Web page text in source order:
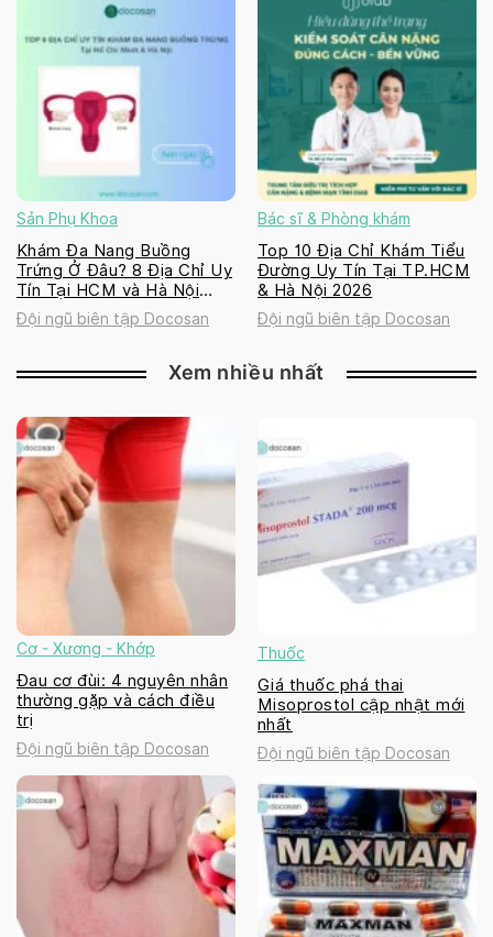
Sản Phụ Khoa
Khám Đa Nang Buồng
Trứng Ở Đâu? 8 Địa Chỉ Uy
Tín Tại HCM và Hà Nội
2026
Đội ngũ biên tập Docosan
Bác sĩ & Phòng khám
Top 10 Địa Chỉ Khám Tiểu
Đường Uy Tín Tại TP.HCM
& Hà Nội 2026
Đội ngũ biên tập Docosan
Xem nhiều nhất
Cơ - Xương - Khớp
Đau cơ đùi: 4 nguyên nhân
thường gặp và cách điều
trị
Đội ngũ biên tập Docosan
Thuốc
Giá thuốc phá thai
Misoprostol cập nhật mới
nhất
Đội ngũ biên tập Docosan